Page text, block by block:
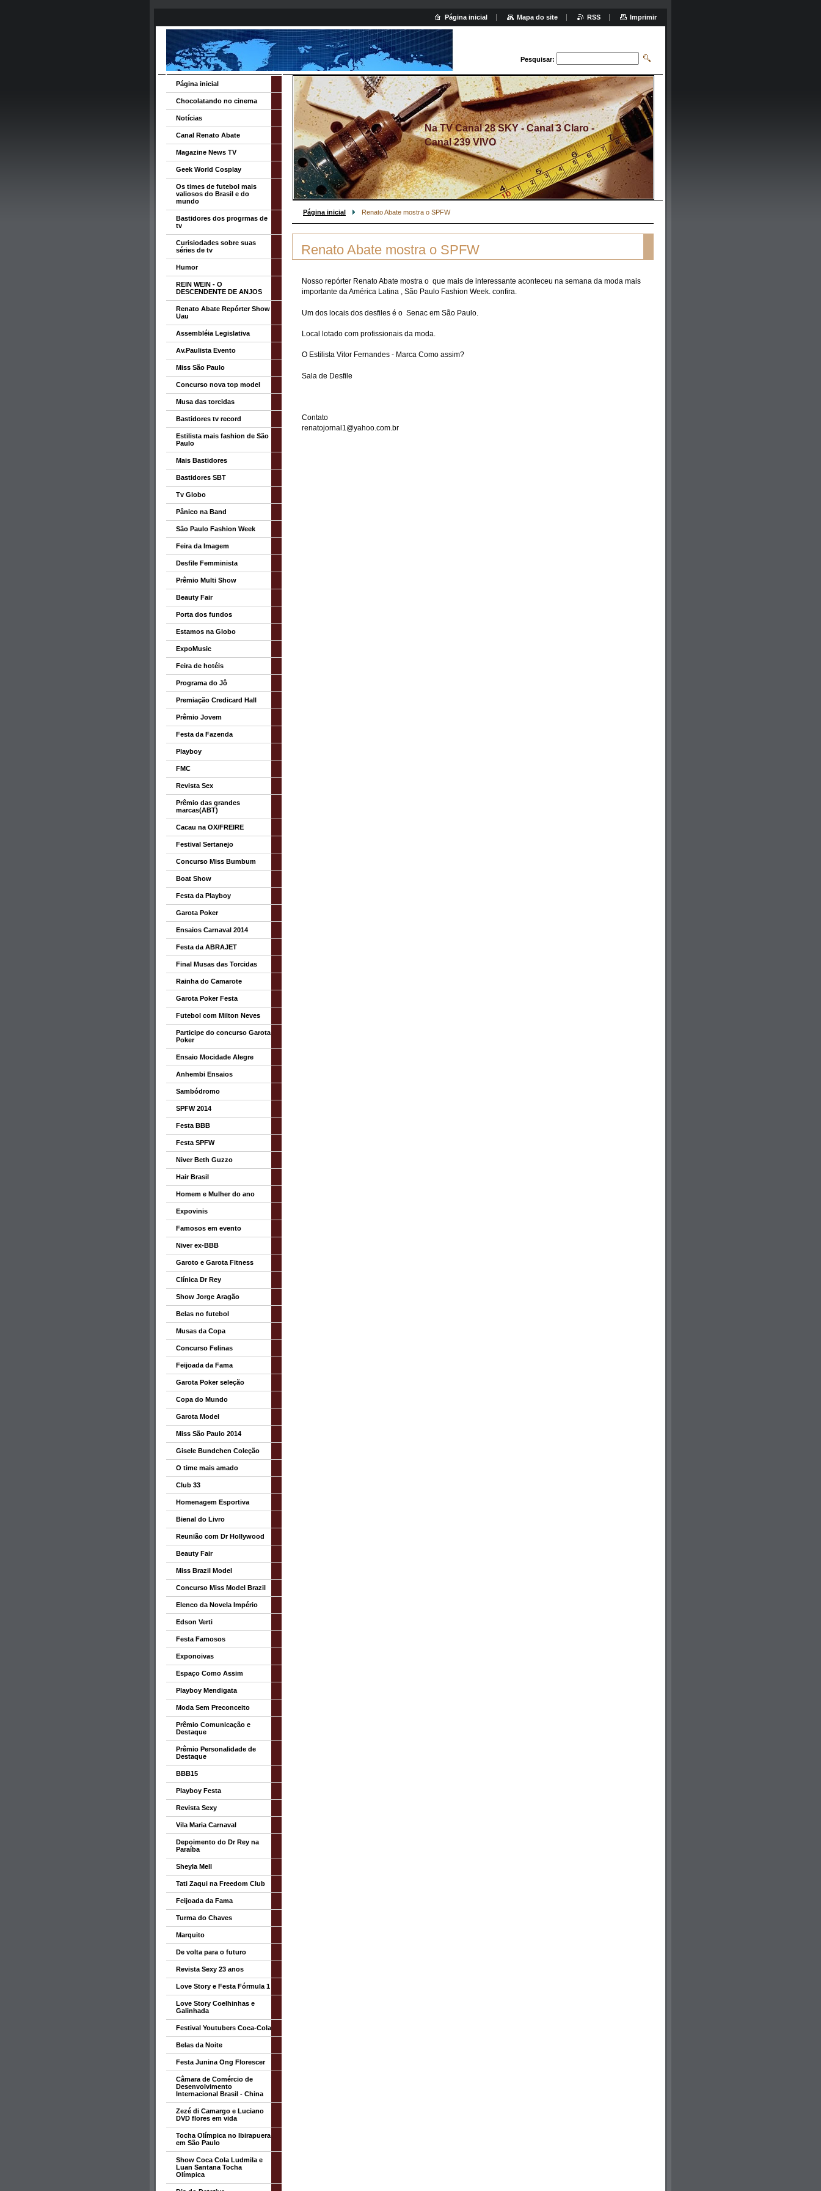
Pesquisar:
Na TV Canal 28 SKY - Canal 3 Claro -
Canal 239 VIVO
Página inicial Renato Abate mostra o SPFW
Renato Abate mostra o SPFW
Nosso repórter Renato Abate mostra o que mais de interessante aconteceu na semana da moda mais
importante da América Latina , São Paulo Fashion Week. confira.
Um dos locais dos desfiles é o Senac em São Paulo.
Local lotado com profissionais da moda.
O Estilista Vitor Fernandes - Marca Como assim?
Sala de Desfile
Contato
renatojornal1@yahoo.com.br
Página inicial
Chocolatando no cinema
Notícias
Canal Renato Abate
Magazine News TV
Geek World Cosplay
Os times de futebol mais
valiosos do Brasil e do
mundo
Bastidores dos progrmas de
tv
Curisiodades sobre suas
séries de tv
Humor
REIN WEIN - O
DESCENDENTE DE ANJOS
Renato Abate Repórter Show
Uau
Assembléia Legislativa
Av.Paulista Evento
Miss São Paulo
Concurso nova top model
Musa das torcidas
Bastidores tv record
Estilista mais fashion de São
Paulo
Mais Bastidores
Bastidores SBT
Tv Globo
Pânico na Band
São Paulo Fashion Week
Feira da Imagem
Desfile Femminista
Prêmio Multi Show
Beauty Fair
Porta dos fundos
Estamos na Globo
ExpoMusic
Feira de hotéis
Programa do Jô
Premiação Credicard Hall
Prêmio Jovem
Festa da Fazenda
Playboy
FMC
Revista Sex
Prêmio das grandes
marcas(ABT)
Cacau na OX/FREIRE
Festival Sertanejo
Concurso Miss Bumbum
Boat Show
Festa da Playboy
Garota Poker
Ensaios Carnaval 2014
Festa da ABRAJET
Final Musas das Torcidas
Rainha do Camarote
Garota Poker Festa
Futebol com Milton Neves
Participe do concurso Garota
Poker
Ensaio Mocidade Alegre
Anhembi Ensaios
Sambódromo
SPFW 2014
Festa BBB
Festa SPFW
Niver Beth Guzzo
Hair Brasil
Homem e Mulher do ano
Expovinis
Famosos em evento
Niver ex-BBB
Garoto e Garota Fitness
Clínica Dr Rey
Show Jorge Aragão
Belas no futebol
Musas da Copa
Concurso Felinas
Feijoada da Fama
Garota Poker seleção
Copa do Mundo
Garota Model
Miss São Paulo 2014
Gisele Bundchen Coleção
O time mais amado
Club 33
Homenagem Esportiva
Bienal do Livro
Reunião com Dr Hollywood
Beauty Fair
Miss Brazil Model
Concurso Miss Model Brazil
Elenco da Novela Império
Edson Verti
Festa Famosos
Exponoivas
Espaço Como Assim
Playboy Mendigata
Moda Sem Preconceito
Prêmio Comunicação e
Destaque
Prêmio Personalidade de
Destaque
BBB15
Playboy Festa
Revista Sexy
Vila Maria Carnaval
Depoimento do Dr Rey na
Paraíba
Sheyla Mell
Tati Zaqui na Freedom Club
Feijoada da Fama
Turma do Chaves
Marquito
De volta para o futuro
Revista Sexy 23 anos
Love Story e Festa Fórmula 1
Love Story Coelhinhas e
Galinhada
Festival Youtubers Coca-Cola
Belas da Noite
Festa Junina Ong Florescer
Câmara de Comércio de
Desenvolvimento
Internacional Brasil - China
Zezé di Camargo e Luciano
DVD flores em vida
Tocha Olímpica no Ibirapuera
em São Paulo
Show Coca Cola Ludmila e
Luan Santana Tocha
Olímpica
Página inicial Mapa do site RSS Imprimir